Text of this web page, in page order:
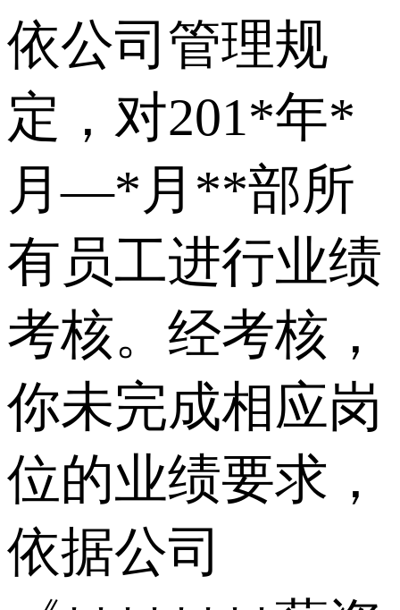
依公司管理规
定，对201*年*
月—*月**部所
有员工进行业绩
考核。经考核，
你未完成相应岗
位的业绩要求，
依据公司